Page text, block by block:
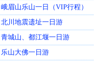
峨眉山乐山一日（VIP行程）
北川地震遗址一日游
青城山、都江堰一日游
乐山大佛一日游